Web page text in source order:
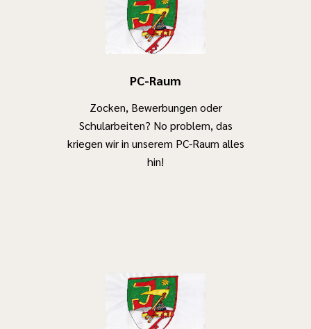
PC-Raum
Zocken, Bewerbungen oder
Schularbeiten? No problem, das
kriegen wir in unserem PC-Raum alles
hin!